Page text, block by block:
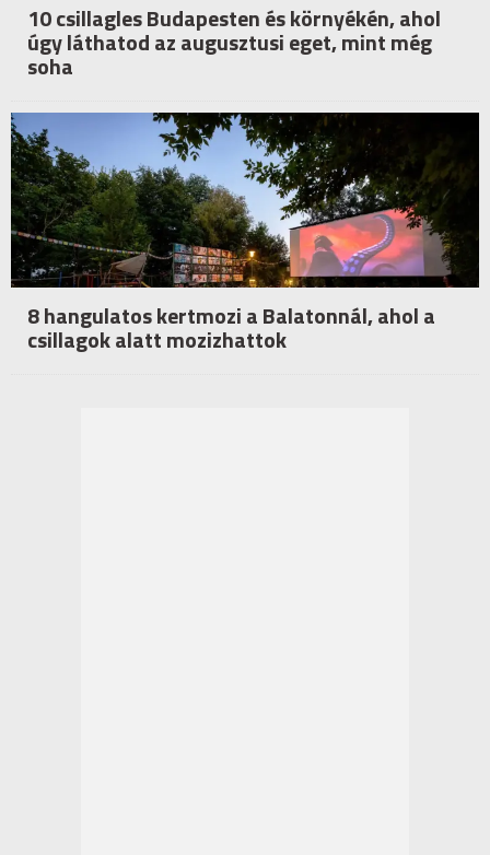
10 csillagles Budapesten és környékén, ahol
úgy láthatod az augusztusi eget, mint még
soha
8 hangulatos kertmozi a Balatonnál, ahol a
csillagok alatt mozizhattok